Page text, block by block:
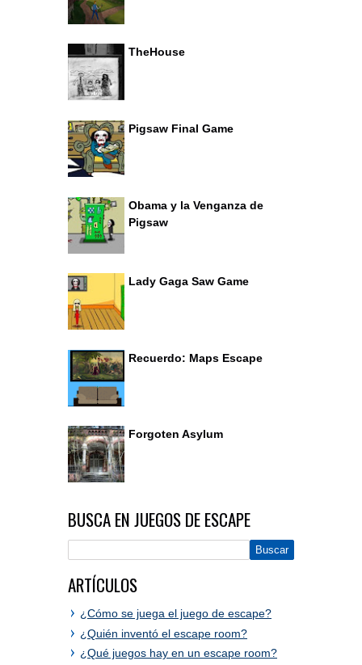
TheHouse
Pigsaw Final Game
Obama y la Venganza de
Pigsaw
Lady Gaga Saw Game
Recuerdo: Maps Escape
Forgoten Asylum
BUSCA EN JUEGOS DE ESCAPE
ARTÍCULOS
¿Cómo se juega el juego de escape?
¿Quién inventó el escape room?
¿Qué juegos hay en un escape room?